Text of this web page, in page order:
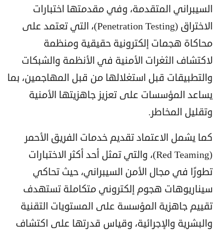
السيبراني المتقدمة، وفي مقدمتها اختبارات
الاختراق (Penetration Testing)، التي تعتمد على
محاكاة هجمات إلكترونية حقيقية ومنظمة
لاكتشاف الثغرات الأمنية في الأنظمة والشبكات
والتطبيقات قبل استغلالها من قبل المهاجمين، بما
يساعد المؤسسات على تعزيز جاهزيتها الأمنية
وتقليل المخاطر.
كما يشمل الاعتماد تقديم خدمات الفريق الأحمر
(Red Teaming)، والتي تمثل أحد أكثر الاختبارات
تطورًا في مجال الأمن السيبراني، حيث تحاكي
سيناريوهات هجوم إلكتروني متكاملة تستهدف
تقييم جاهزية المؤسسة على المستويات التقنية
والبشرية والإجرائية، وقياس قدرتها على اكتشاف